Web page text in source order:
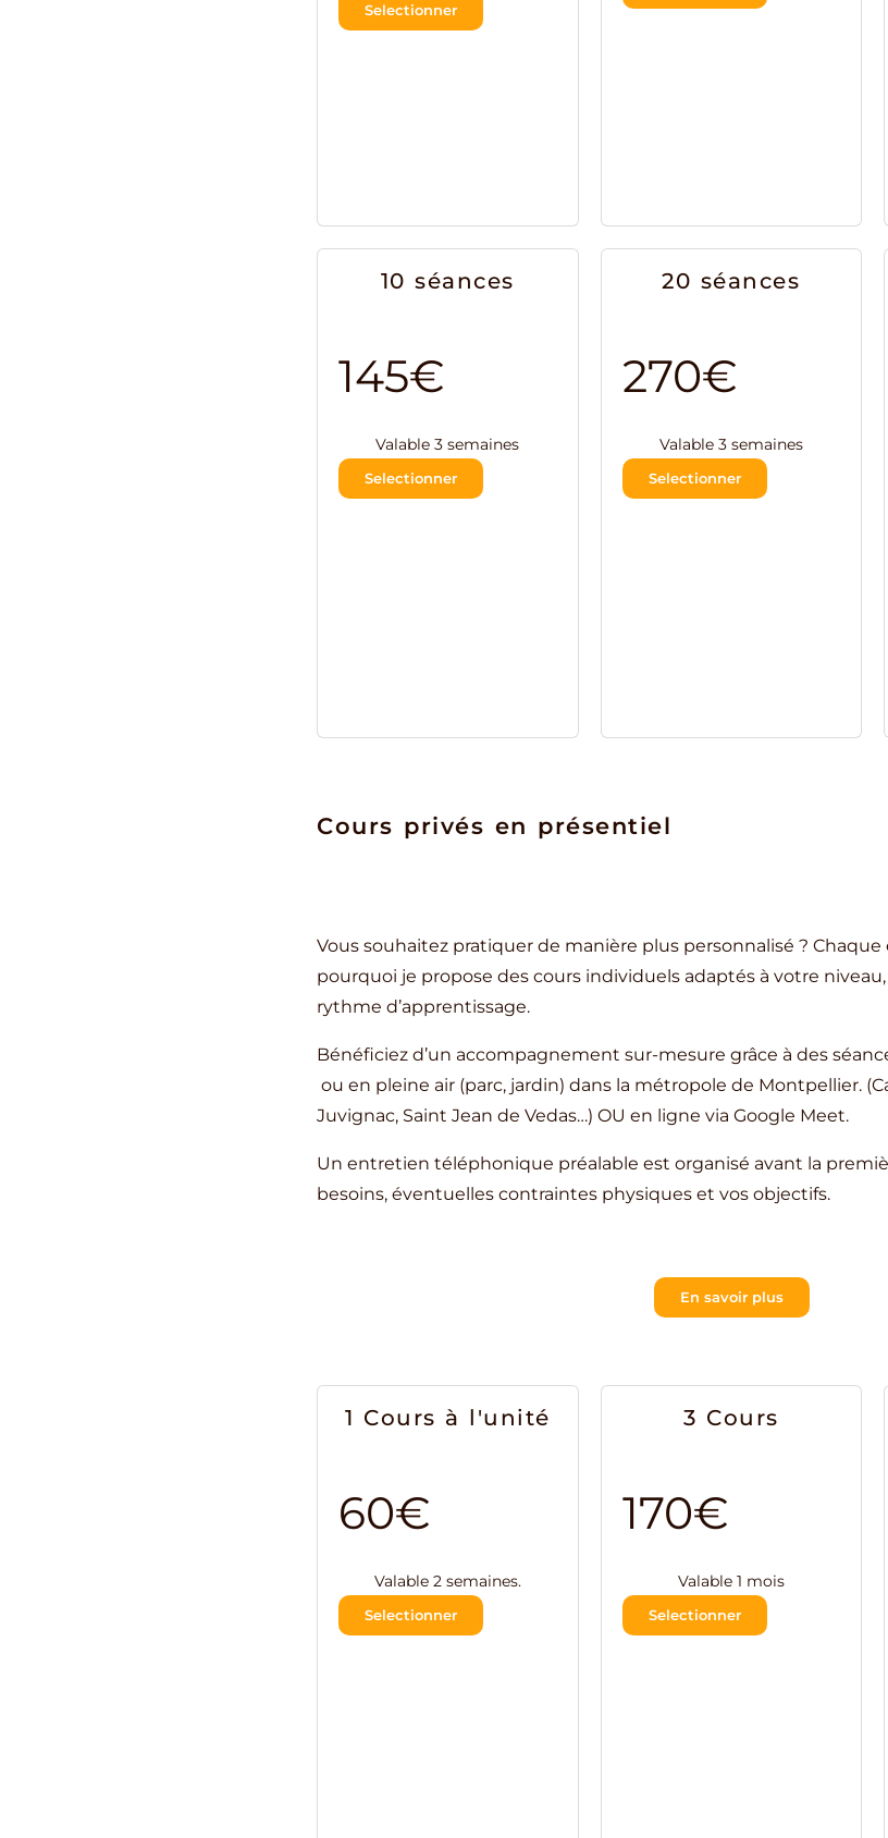
Selectionner
10 séances
145€
Valable 3 semaines
Selectionner
20 séances
270€
Valable 3 semaines
Selectionner
Cours privés en présentiel
Vous souhaitez pratiquer de manière plus personnalisé ? Chaque
pourquoi je propose des cours individuels adaptés à votre
rythme d’apprentissage.
Bénéficiez d’un accompagnement sur-mesure grâce à des
ou en pleine air (parc, jardin) dans la métropole de Montpellier.
Juvignac, Saint Jean de Vedas…) OU en ligne via Google Meet.
Un entretien téléphonique préalable est organisé avant la
besoins, éventuelles contraintes physiques et vos objectifs.
En savoir plus
1 Cours à l'unité
60€
Valable 2 semaines.
Selectionner
3 Cours
170€
Valable 1 mois
Selectionner
Email